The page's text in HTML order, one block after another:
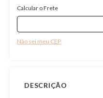
Calcular o Frete
Não sei meu CEP
DESCRIÇÃO